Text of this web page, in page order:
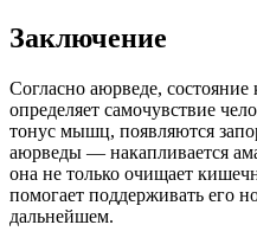
Заключение
Согласно аюрведе,
определяет самочувствие
тонус мышц, появляются
аюрведы — накапливается
она не только очищает
помогает поддерживать его
дальнейшем.